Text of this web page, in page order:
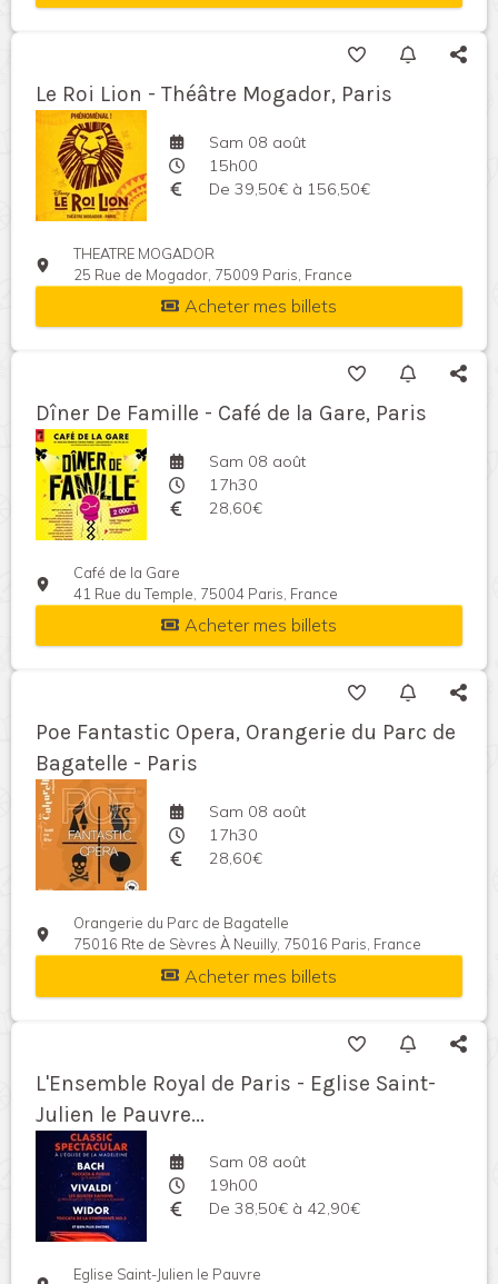
Le Roi Lion - Théâtre Mogador, Paris
Sam 08 août
15h00
De 39,50€ à 156,50€
THEATRE MOGADOR
25 Rue de Mogador, 75009 Paris, France
Acheter mes billets
Dîner De Famille - Café de la Gare, Paris
Sam 08 août
17h30
28,60€
Café de la Gare
41 Rue du Temple, 75004 Paris, France
Acheter mes billets
Poe Fantastic Opera, Orangerie du Parc de
Bagatelle - Paris
Sam 08 août
17h30
28,60€
Orangerie du Parc de Bagatelle
75016 Rte de Sèvres À Neuilly, 75016 Paris, France
Acheter mes billets
L'Ensemble Royal de Paris - Eglise Saint-
Julien le Pauvre...
Sam 08 août
19h00
De 38,50€ à 42,90€
Eglise Saint-Julien le Pauvre